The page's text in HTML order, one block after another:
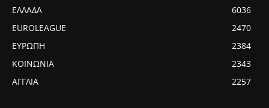
ΕΛΛΑΔΑ
6036
EUROLEAGUE
2470
ΕΥΡΩΠΗ
2384
ΚΟΙΝΩΝΙΑ
2343
ΑΓΓΛΙΑ
2257